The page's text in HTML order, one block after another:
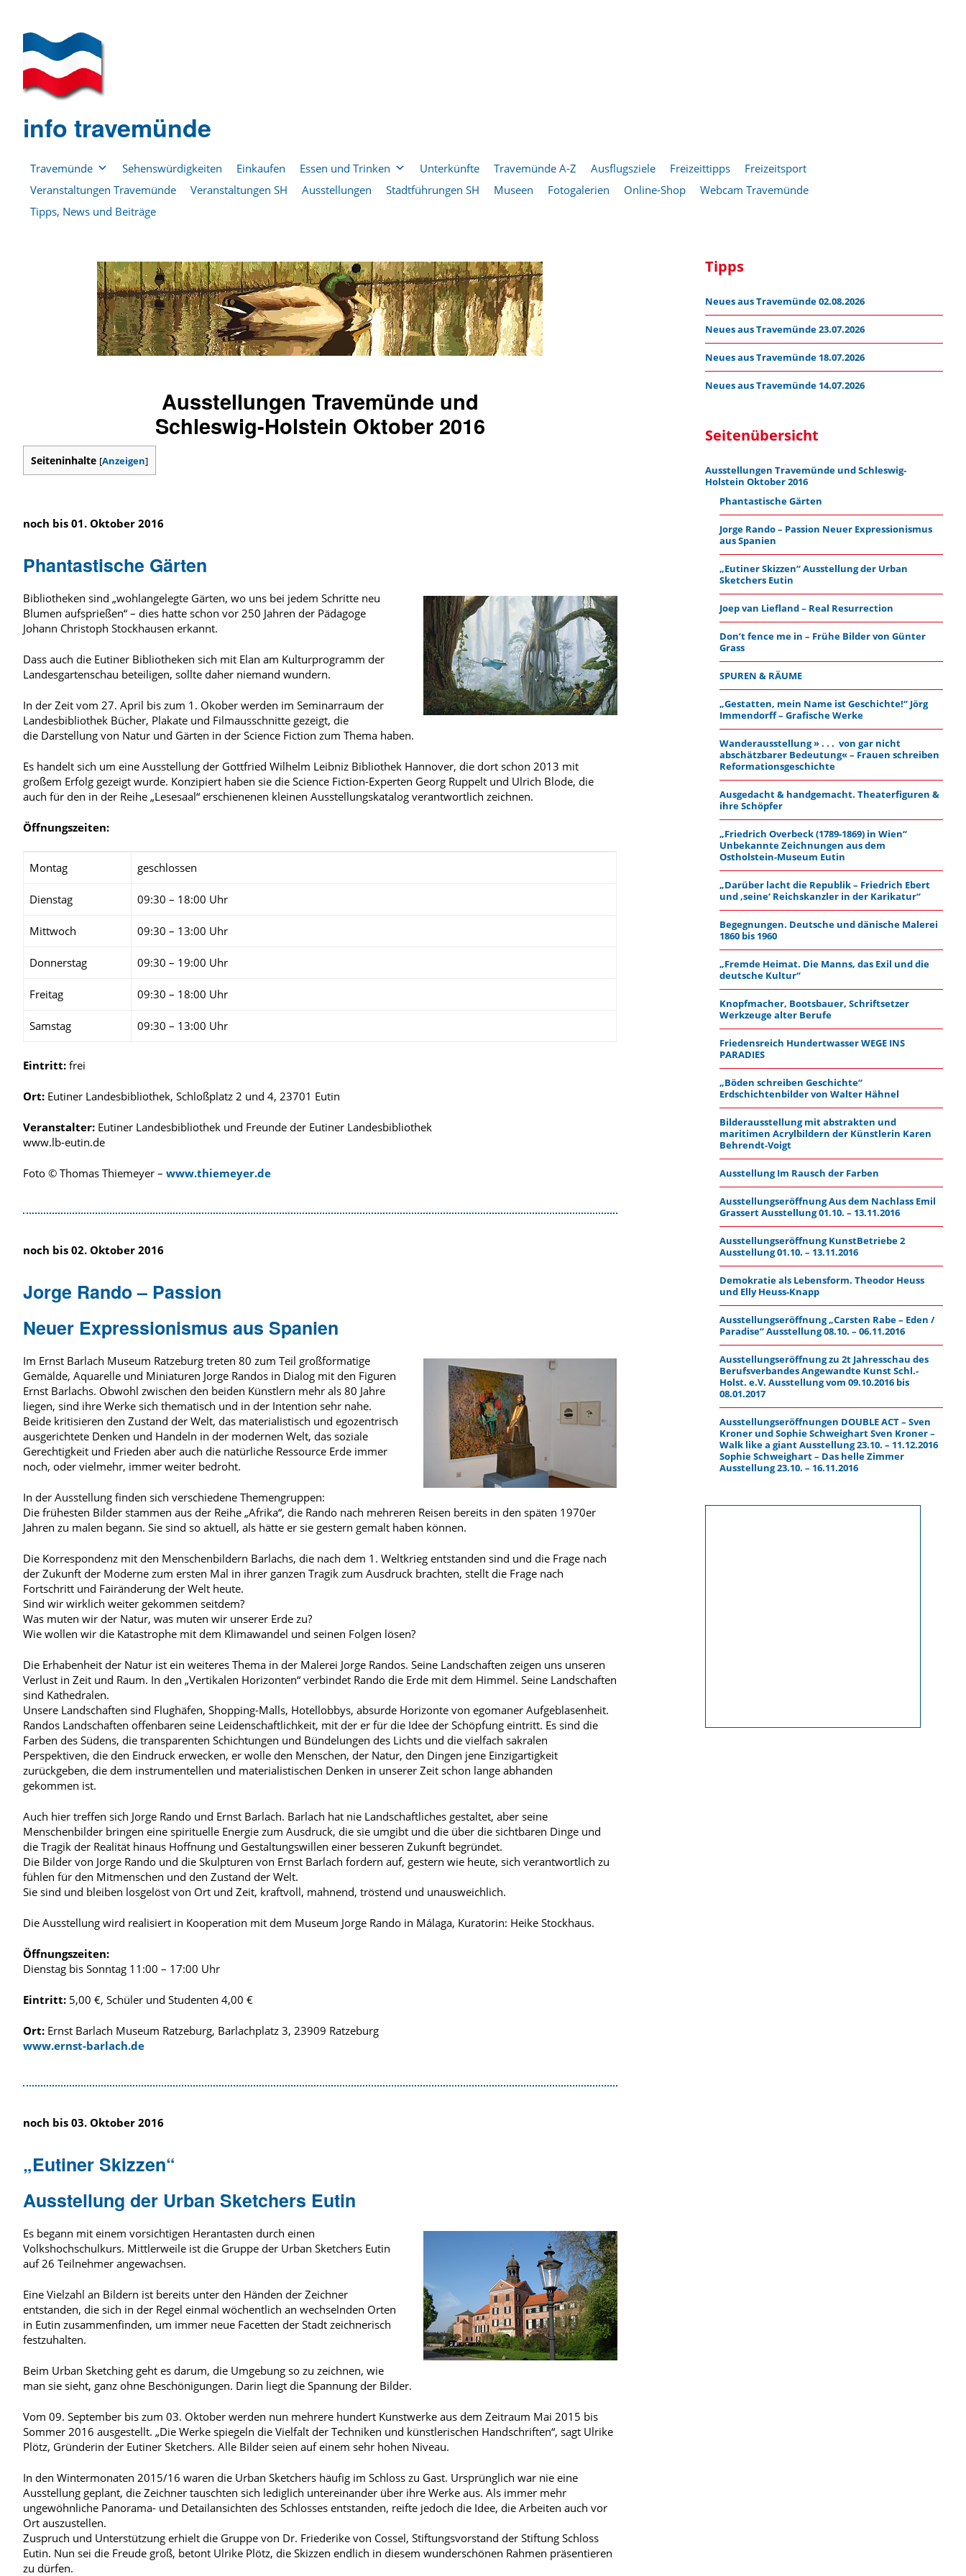
info travemünde
Travemünde Sehenswürdigkeiten Einkaufen Essen und Trinken Unterkünfte Travemünde A-Z Ausflugsziele Freizeittipps
Freizeitsport
Veranstaltungen Travemünde
Veranstaltungen SH Ausstellungen Stadtführungen SH Museen Fotogalerien Online-Shop
Webcam Travemünde
Tipps, News und Beiträge
Ausstellungen Travemünde und
Schleswig-Holstein Oktober 2016
Seiteninhalte [Anzeigen]
noch bis 01. Oktober 2016
Phantastische Gärten
Bibliotheken sind „wohlangelegte Gärten, wo uns bei jedem Schritte neu
Blumen aufsprießen“ – dies hatte schon vor 250 Jahren der Pädagoge
Johann Christoph Stockhausen erkannt.
Dass auch die Eutiner Bibliotheken sich mit Elan am Kulturprogramm der
Landesgartenschau beteiligen, sollte daher niemand wundern.
In der Zeit vom 27. April bis zum 1. Okober werden im Seminarraum der
Landesbibliothek Bücher, Plakate und Filmausschnitte gezeigt, die
die Darstellung von Natur und Gärten in der Science Fiction zum Thema haben.
Es handelt sich um eine Ausstellung der Gottfried Wilhelm Leibniz Bibliothek Hannover, die dort schon 2013 mit
großem Erfolg gezeigt wurde. Konzipiert haben sie die Science Fiction-Experten Georg Ruppelt und Ulrich Blode, die
auch für den in der Reihe „Lesesaal“ erschienenen kleinen Ausstellungskatalog verantwortlich zeichnen.
Öffnungszeiten:
Montag geschlossen
Dienstag 09:30 – 18:00 Uhr
Mittwoch 09:30 – 13:00 Uhr
Donnerstag 09:30 – 19:00 Uhr
Freitag 09:30 – 18:00 Uhr
Samstag 09:30 – 13:00 Uhr
Eintritt: frei
Ort: Eutiner Landesbibliothek, Schloßplatz 2 und 4, 23701 Eutin
Veranstalter: Eutiner Landesbibliothek und Freunde der Eutiner Landesbibliothek
www.lb-eutin.de
Foto © Thomas Thiemeyer – www.thiemeyer.de
noch bis 02. Oktober 2016
Jorge Rando – Passion
Neuer Expressionismus aus Spanien
Im Ernst Barlach Museum Ratzeburg treten 80 zum Teil großformatige
Gemälde, Aquarelle und Miniaturen Jorge Randos in Dialog mit den Figuren
Ernst Barlachs. Obwohl zwischen den beiden Künstlern mehr als 80 Jahre
liegen, sind ihre Werke sich thematisch und in der Intention sehr nahe.
Beide kritisieren den Zustand der Welt, das materialistisch und egozentrisch
ausgerichtete Denken und Handeln in der modernen Welt, das soziale
Gerechtigkeit und Frieden aber auch die natürliche Ressource Erde immer
noch, oder vielmehr, immer weiter bedroht.
In der Ausstellung finden sich verschiedene Themengruppen:
Die frühesten Bilder stammen aus der Reihe „Afrika“, die Rando nach mehreren Reisen bereits in den späten 1970er
Jahren zu malen begann. Sie sind so aktuell, als hätte er sie gestern gemalt haben können.
Die Korrespondenz mit den Menschenbildern Barlachs, die nach dem 1. Weltkrieg entstanden sind und die Frage nach
der Zukunft der Moderne zum ersten Mal in ihrer ganzen Tragik zum Ausdruck brachten, stellt die Frage nach
Fortschritt und Fairänderung der Welt heute.
Sind wir wirklich weiter gekommen seitdem?
Was muten wir der Natur, was muten wir unserer Erde zu?
Wie wollen wir die Katastrophe mit dem Klimawandel und seinen Folgen lösen?
Die Erhabenheit der Natur ist ein weiteres Thema in der Malerei Jorge Randos. Seine Landschaften zeigen uns unseren
Verlust in Zeit und Raum. In den „Vertikalen Horizonten“ verbindet Rando die Erde mit dem Himmel. Seine Landschaften
sind Kathedralen.
Unsere Landschaften sind Flughäfen, Shopping-Malls, Hotellobbys, absurde Horizonte von egomaner Aufgeblasenheit.
Randos Landschaften offenbaren seine Leidenschaftlichkeit, mit der er für die Idee der Schöpfung eintritt. Es sind die
Farben des Südens, die transparenten Schichtungen und Bündelungen des Lichts und die vielfach sakralen
Perspektiven, die den Eindruck erwecken, er wolle den Menschen, der Natur, den Dingen jene Einzigartigkeit
zurückgeben, die dem instrumentellen und materialistischen Denken in unserer Zeit schon lange abhanden
gekommen ist.
Auch hier treffen sich Jorge Rando und Ernst Barlach. Barlach hat nie Landschaftliches gestaltet, aber seine
Menschenbilder bringen eine spirituelle Energie zum Ausdruck, die sie umgibt und die über die sichtbaren Dinge und
die Tragik der Realität hinaus Hoffnung und Gestaltungswillen einer besseren Zukunft begründet.
Die Bilder von Jorge Rando und die Skulpturen von Ernst Barlach fordern auf, gestern wie heute, sich verantwortlich zu
fühlen für den Mitmenschen und den Zustand der Welt.
Sie sind und bleiben losgelöst von Ort und Zeit, kraftvoll, mahnend, tröstend und unausweichlich.
Die Ausstellung wird realisiert in Kooperation mit dem Museum Jorge Rando in Málaga, Kuratorin: Heike Stockhaus.
Öffnungszeiten:
Dienstag bis Sonntag 11:00 – 17:00 Uhr
Eintritt: 5,00 €, Schüler und Studenten 4,00 €
Ort: Ernst Barlach Museum Ratzeburg, Barlachplatz 3, 23909 Ratzeburg
www.ernst-barlach.de
noch bis 03. Oktober 2016
„Eutiner Skizzen“
Ausstellung der Urban Sketchers Eutin
Es begann mit einem vorsichtigen Herantasten durch einen
Volkshochschulkurs. Mittlerweile ist die Gruppe der Urban Sketchers Eutin
auf 26 Teilnehmer angewachsen.
Eine Vielzahl an Bildern ist bereits unter den Händen der Zeichner
entstanden, die sich in der Regel einmal wöchentlich an wechselnden Orten
in Eutin zusammenfinden, um immer neue Facetten der Stadt zeichnerisch
festzuhalten.
Beim Urban Sketching geht es darum, die Umgebung so zu zeichnen, wie
man sie sieht, ganz ohne Beschönigungen. Darin liegt die Spannung der Bilder.
Vom 09. September bis zum 03. Oktober werden nun mehrere hundert Kunstwerke aus dem Zeitraum Mai 2015 bis
Sommer 2016 ausgestellt. „Die Werke spiegeln die Vielfalt der Techniken und künstlerischen Handschriften“, sagt Ulrike
Plötz, Gründerin der Eutiner Sketchers. Alle Bilder seien auf einem sehr hohen Niveau.
In den Wintermonaten 2015/16 waren die Urban Sketchers häufig im Schloss zu Gast. Ursprünglich war nie eine
Ausstellung geplant, die Zeichner tauschten sich lediglich untereinander über ihre Werke aus. Als immer mehr
ungewöhnliche Panorama- und Detailansichten des Schlosses entstanden, reifte jedoch die Idee, die Arbeiten auch vor
Ort auszustellen.
Zuspruch und Unterstützung erhielt die Gruppe von Dr. Friederike von Cossel, Stiftungsvorstand der Stiftung Schloss
Eutin. Nun sei die Freude groß, betont Ulrike Plötz, die Skizzen endlich in diesem wunderschönen Rahmen präsentieren
zu dürfen.
Tipps
Neues aus Travemünde 02.08.2026
Neues aus Travemünde 23.07.2026
Neues aus Travemünde 18.07.2026
Neues aus Travemünde 14.07.2026
Seitenübersicht
Ausstellungen Travemünde und Schleswig-
Holstein Oktober 2016
Phantastische Gärten
Jorge Rando – Passion Neuer Expressionismus
aus Spanien
„Eutiner Skizzen“ Ausstellung der Urban
Sketchers Eutin
Joep van Liefland – Real Resurrection
Don’t fence me in – Frühe Bilder von Günter
Grass
SPUREN & RÄUME
„Gestatten, mein Name ist Geschichte!“ Jörg
Immendorff – Grafische Werke
Wanderausstellung » . . . von gar nicht
abschätzbarer Bedeutung« – Frauen schreiben
Reformationsgeschichte
Ausgedacht & handgemacht. Theaterfiguren &
ihre Schöpfer
„Friedrich Overbeck (1789-1869) in Wien“
Unbekannte Zeichnungen aus dem
Ostholstein-Museum Eutin
„Darüber lacht die Republik – Friedrich Ebert
und ‚seine‘ Reichskanzler in der Karikatur“
Begegnungen. Deutsche und dänische Malerei
1860 bis 1960
„Fremde Heimat. Die Manns, das Exil und die
deutsche Kultur“
Knopfmacher, Bootsbauer, Schriftsetzer
Werkzeuge alter Berufe
Friedensreich Hundertwasser WEGE INS
PARADIES
„Böden schreiben Geschichte“
Erdschichtenbilder von Walter Hähnel
Bilderausstellung mit abstrakten und
maritimen Acrylbildern der Künstlerin Karen
Behrendt-Voigt
Ausstellung Im Rausch der Farben
Ausstellungseröffnung Aus dem Nachlass Emil
Grassert Ausstellung 01.10. – 13.11.2016
Ausstellungseröffnung KunstBetriebe 2
Ausstellung 01.10. – 13.11.2016
Demokratie als Lebensform. Theodor Heuss
und Elly Heuss-Knapp
Ausstellungseröffnung „Carsten Rabe – Eden /
Paradise“ Ausstellung 08.10. – 06.11.2016
Ausstellungseröffnung zu 2t Jahresschau des
Berufsverbandes Angewandte Kunst Schl.-
Holst. e.V. Ausstellung vom 09.10.2016 bis
08.01.2017
Ausstellungseröffnungen DOUBLE ACT – Sven
Kroner und Sophie Schweighart Sven Kroner –
Walk like a giant Ausstellung 23.10. – 11.12.2016
Sophie Schweighart – Das helle Zimmer
Ausstellung 23.10. – 16.11.2016